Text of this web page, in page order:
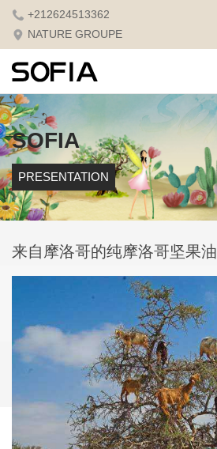
+212624513362
NATURE GROUPE
SOFIA
PRESENTATION
来自摩洛哥的纯摩洛哥坚果油